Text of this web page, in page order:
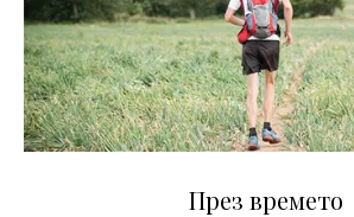
През времето